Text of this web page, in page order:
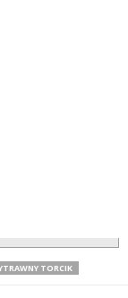
TORCIK